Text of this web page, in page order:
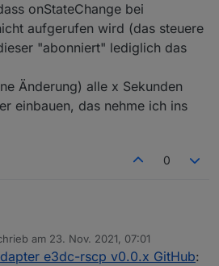
onStateChange bei
aufgerufen wird (das steuere
"abonniert" lediglich das
Änderung) alle x Sekunden
einbauen, das nehme ich ins
0
in VIS die Views zu erstellen und habe
dem Sonderzeichen "#"
am 23. Nov. 2021, 07:01
editiert von
e3dc-rscp v0.0.x GitHub: